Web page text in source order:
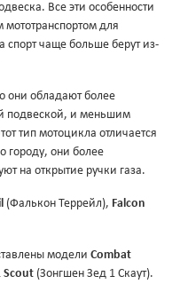
Все эти особенности
для
чаще больше берут из-
они обладают более
подвеской, и меньшим
тип мотоцикла отличается
городу, они более
на открытие ручки газа.
(Фалькон Террейл), Falcon
модели Combat
Scout (Зонгшен Зед 1 Скаут).